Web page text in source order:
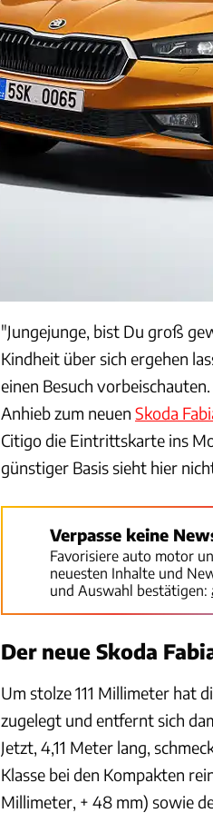
"Jungejunge, bist Du groß
Kindheit über sich ergehen
einen Besuch
Anhieb zum neuen Skoda
Citigo die Eintrittskarte ins
günstiger Basis sieht hier
Verpasse keine
Favorisiere auto motor
neuesten Inhalte und
und Auswahl bestätigen:
Der neue Skoda
Um stolze 111 Millimeter hat
zugelegt und entfernt sich
Jetzt, 4,11 Meter lang,
Klasse bei den Kompakten
Millimeter, + 48 mm) sowie